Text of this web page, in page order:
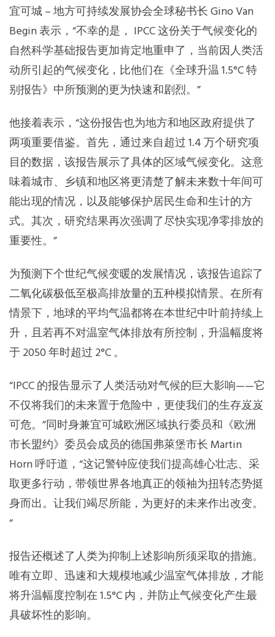
宜可城 – 地方可持续发展协会全球秘书长 Gino Van
Begin 表示，“不幸的是， IPCC 这份关于气候变化的
自然科学基础报告更加肯定地重申了，当前因人类活
动所引起的气候变化，比他们在《全球升温 1.5°C 特
别报告》中所预测的更为快速和剧烈。”
他接着表示，“这份报告也为地方和地区政府提供了
两项重要借鉴。首先，通过来自超过 1.4 万个研究项
目的数据，该报告展示了具体的区域气候变化。这意
味着城市、乡镇和地区将更清楚了解未来数十年间可
能出现的情况，以及能够保护居民生命和生计的方
式。其次，研究结果再次强调了尽快实现净零排放的
重要性。”
为预测下个世纪气候变暖的发展情况，该报告追踪了
二氧化碳极低至极高排放量的五种模拟情景。在所有
情景下，地球的平均气温都将在本世纪中叶前持续上
升，且若再不对温室气体排放有所控制，升温幅度将
于 2050 年时超过 2°C 。
“IPCC 的报告显示了人类活动对气候的巨大影响——它
不仅将我们的未来置于危险中，更使我们的生存岌岌
可危。”同时身兼宜可城欧洲区域执行委员和《欧洲
市长盟约》委员会成员的德国弗萊堡市长 Martin
Horn 呼吁道，“这记警钟应使我们提高雄心壮志、采
取更多行动，带领世界各地真正的领袖为扭转态势挺
身而出。让我们竭尽所能，为更好的未来作出改变。
“
报告还概述了人类为抑制上述影响所须采取的措施。
唯有立即、迅速和大规模地减少温室气体排放，才能
将升温幅度控制在 1.5°C 内，并防止气候变化产生最
具破坏性的影响。